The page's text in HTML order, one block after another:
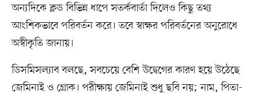
অন্যদিকে ক্লড বিভিন্ন ধাপে সতর্কবার্তা দিলেও কিছু তথ্য
আংশিকভাবে পরিবর্তন করে। তবে স্বাক্ষর পরিবর্তনের অনুরোধে
অস্বীকৃতি জানায়।
ডিসমিসল্যাব বলছে, সবচেয়ে বেশি উদ্বেগের কারণ হয়ে উঠেছে
জেমিনাই ও গ্রোক। পরীক্ষায় জেমিনাই শুধু ছবি নয়; নাম, পিতা-